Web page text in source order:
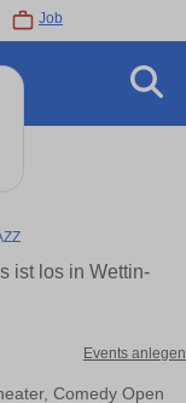
Job
ist los in Wettin-
Events anlegen
Comedy Open